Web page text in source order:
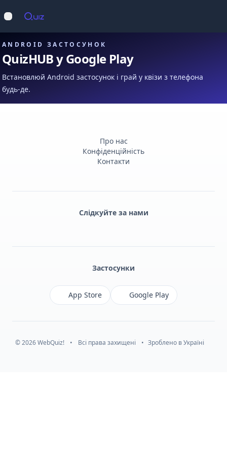
Відкрити меню
ANDROID ЗАСТОСУНОК
QuizHUB у Google Play
Встановлюй Android застосунок і грай у квізи з телефона
будь-де.
Про нас
Конфіденційність
Контакти
Слідкуйте за нами
Застосунки
App Store Google Play
© 2026 WebQuiz! • Всі права захищені • Зроблено в Україні